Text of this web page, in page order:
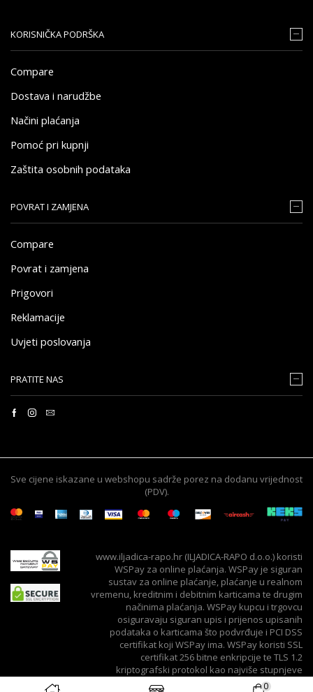
KORISNIČKA PODRŠKA
Compare
Dostava i narudžbe
Načini plaćanja
Pomoć pri kupnji
Zaštita osobnih podataka
POVRAT I ZAMJENA
Compare
Povrat i zamjena
Prigovori
Reklamacije
Uvjeti poslovanja
PRATITE NAS
Sve cijene iskazane u webshopu sadrže porez na dodanu vrijednost
(PDV).
www.iljadica-rapo.hr (ILJADICA-RAPO d.o.o.) koristi
WSPay za online plaćanja. WSPay je siguran
sustav za online plaćanje, plaćanje u realnom
vremenu, kreditnim i debitnim karticama te drugim
načinima plaćanja. WSPay kupcu i trgovcu
osiguravaju siguran upis i prijenos upisanih
podataka o karticama što podvrđuje i PCI DSS
certifikat koji WSPay ima. WSPay koristi SSL
certifikat 256 bitne enkripcije te TLS 1.2
kriptografski protokol kao najviše stupnjeve
zaštite kod upisa i prijenosa podataka.
0